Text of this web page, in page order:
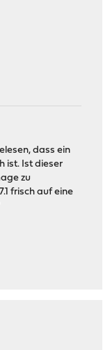
dass ein
ist. Ist dieser
zu
frisch auf eine